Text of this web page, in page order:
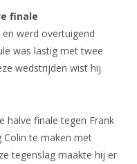
finale
werd overtuigend
was lastig met twee
wedstrijden wist hij
halve finale tegen Frank
Colin te maken met
tegenslag maakte hij er